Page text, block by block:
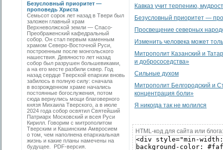
Безусловный приоритет —
проповедь Христа
Семьсот сорок лет назад в Твери был
заложен главный храм
Верхневолжской земли — Спасо-
Преображенский кафедральный
собор. Он стал первым каменным
храмом Северо-Восточной Руси,
построенным после монгольского
нашествия. Девяносто лет назад
собор был разрушен большевиками,
а на его месте разбили сквер. Год
назад сердце Тверской епархии вновь
забилось в полную силу: сначала
в возрожденном храме начались
постоянные богослужения, потом
сюда вернулись мощи благоверного
князя Михаила Тверского, а в июле
2024 года собор освятил Святейший
Патриарх Московский и всея Руси
Кирилл. Говорим с митрополитом
Тверским и Кашинским Амвросием
о том, чем наполнена епархиальная
жизнь и какие планы намечены на
будущее. PDF-версия.
Кавказ учит терпению,
Безусловный приоритет —
Просвещение северных
Изменить человека может
Митрополит Казанский и
и добрососедства»
Сильные духом
Митрополит Белгородский и
концентрация боли»
Я никогда так не молился
HTML-код для сайта или блога: